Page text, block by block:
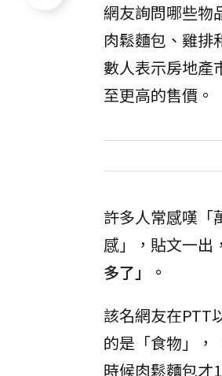
網友詢問哪些物
肉鬆麵包、雞排
數人表示房地產
至更高的售價。
許多人常感嘆「
感」，貼文一出，
多了」。
該名網友在PTT
的是「食物」，
時候肉鬆麵包才